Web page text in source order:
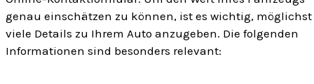
genau einschätzen zu können, ist es wichtig, möglichst
viele Details zu Ihrem Auto anzugeben. Die folgenden
Informationen sind besonders relevant: